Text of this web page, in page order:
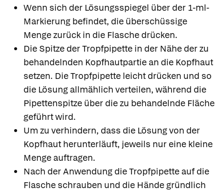
Wenn sich der Lösungsspiegel über der 1-ml-
Markierung befindet, die überschüssige
Menge zurück in die Flasche drücken.
Die Spitze der Tropfpipette in der Nähe der zu
behandelnden Kopfhautpartie an die Kopfhaut
setzen. Die Tropfpipette leicht drücken und so
die Lösung allmählich verteilen, während die
Pipettenspitze über die zu behandelnde Fläche
geführt wird.
Um zu verhindern, dass die Lösung von der
Kopfhaut herunterläuft, jeweils nur eine kleine
Menge auftragen.
Nach der Anwendung die Tropfpipette auf die
Flasche schrauben und die Hände gründlich